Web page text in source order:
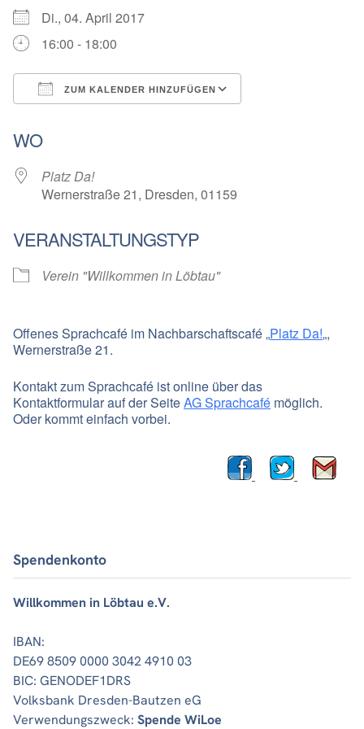
Di., 04. April 2017
16:00 - 18:00
ZUM KALENDER HINZUFÜGEN
WO
Platz Da!
Wernerstraße 21, Dresden, 01159
VERANSTALTUNGSTYP
Verein "Willkommen in Löbtau"
Offenes Sprachcafé im Nachbarschaftscafé „Platz Da!„,
Wernerstraße 21.
Kontakt zum Sprachcafé ist online über das
Kontaktformular auf der SeiteAG Sprachcafé möglich.
Oder kommt einfach vorbei.
Spendenkonto
Willkommen in Löbtau e.V.
IBAN:
DE69 8509 0000 3042 4910 03
BIC: GENODEF1DRS
Volksbank Dresden-Bautzen eG
Verwendungszweck: Spende WiLoe